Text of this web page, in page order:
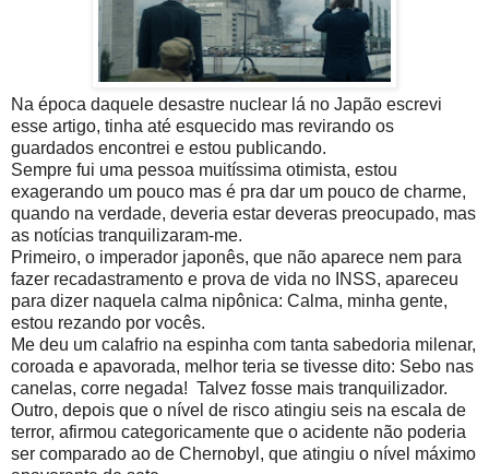
Na época daquele desastre nuclear lá no Japão escrevi
esse artigo, tinha até esquecido mas revirando os
guardados encontrei e estou publicando.
Sempre fui uma pessoa muitíssima otimista, estou
exagerando um pouco mas é pra dar um pouco de charme,
quando na verdade, deveria estar deveras preocupado, mas
as notícias tranquilizaram-me.
Primeiro, o imperador japonês, que não aparece nem para
fazer recadastramento e prova de vida no INSS, apareceu
para dizer naquela calma nipônica: Calma, minha gente,
estou rezando por vocês.
Me deu um calafrio na espinha com tanta sabedoria milenar,
coroada e apavorada, melhor teria se tivesse dito: Sebo nas
canelas, corre negada! Talvez fosse mais tranquilizador.
Outro, depois que o nível de risco atingiu seis na escala de
terror, afirmou categoricamente que o acidente não poderia
ser comparado ao de Chernobyl, que atingiu o nível máximo